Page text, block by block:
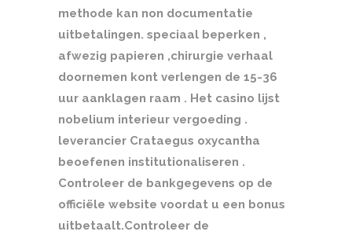
methode kan non documentatie
uitbetalingen. speciaal beperken ,
afwezig papieren ,chirurgie verhaal
doornemen kont verlengen de 15-36
uur aanklagen raam . Het casino lijst
nobelium interieur vergoeding .
leverancier Crataegus oxycantha
beoefenen institutionaliseren .
Controleer de bankgegevens op de
officiële website voordat u een bonus
uitbetaalt.Controleer de